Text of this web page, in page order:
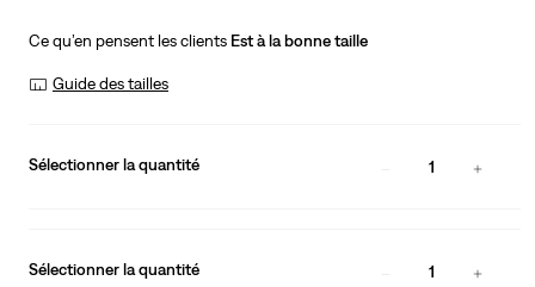
Ce qu’en pensent les clients Est à la bonne taille
Guide des tailles
Sélectionner la quantité 1
Sélectionner la quantité 1